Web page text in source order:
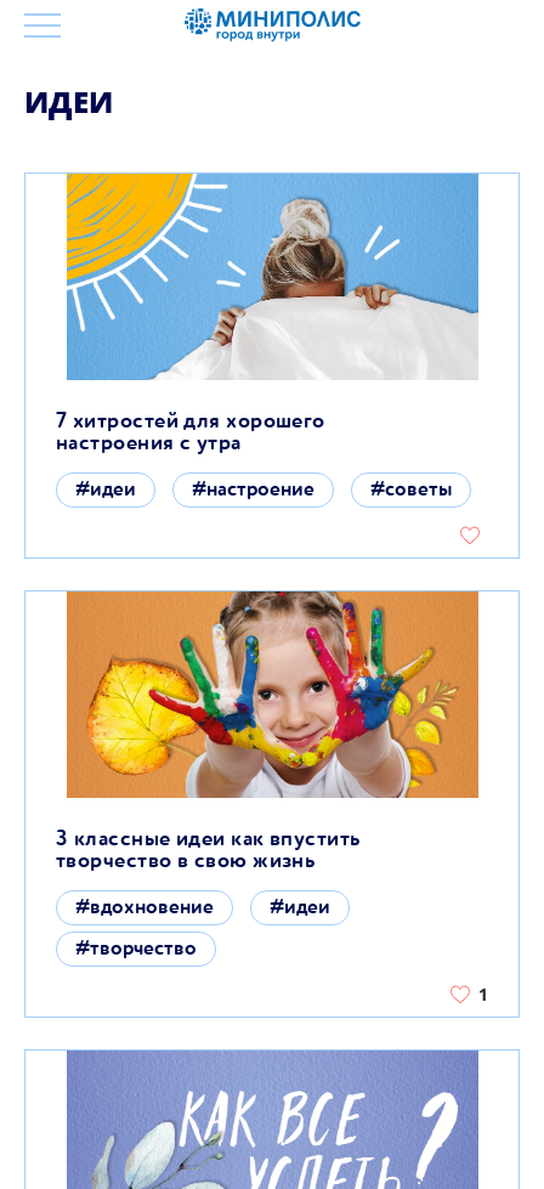
ИДЕИ
7 хитростей для хорошего
настроения с утра
#идеи #настроение #советы
3 классные идеи как впустить
творчество в свою жизнь
#вдохновение
#идеи
#творчество
1